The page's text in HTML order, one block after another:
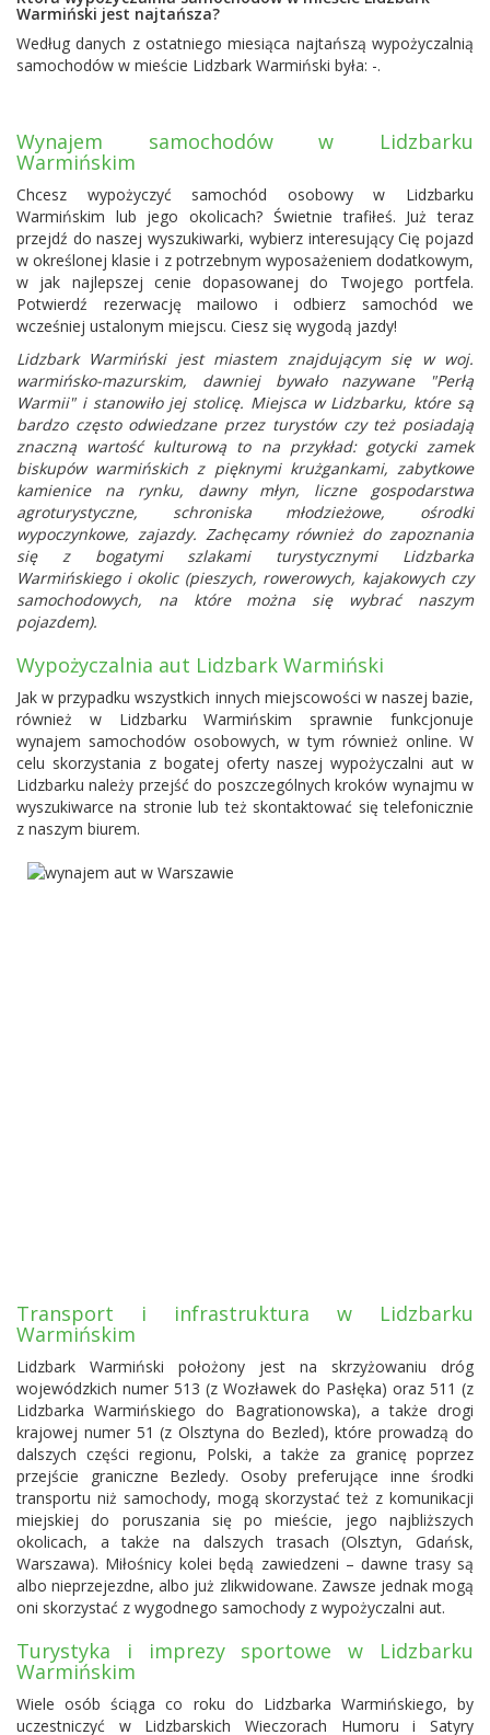
Warmiński jest najtańsza?
Według danych z ostatniego miesiąca najtańszą wypożyczalnią
samochodów w mieście Lidzbark Warmiński była: -.
Wynajem samochodów w Lidzbarku
Warmińskim
Chcesz wypożyczyć samochód osobowy w Lidzbarku
Warmińskim lub jego okolicach? Świetnie trafiłeś. Już teraz
przejdź do naszej wyszukiwarki, wybierz interesujący Cię pojazd
w określonej klasie i z potrzebnym wyposażeniem dodatkowym,
w jak najlepszej cenie dopasowanej do Twojego portfela.
Potwierdź rezerwację mailowo i odbierz samochód we
wcześniej ustalonym miejscu. Ciesz się wygodą jazdy!
Lidzbark Warmiński jest miastem znajdującym się w woj.
warmińsko-mazurskim, dawniej bywało nazywane "Perłą
Warmii" i stanowiło jej stolicę. Miejsca w Lidzbarku, które są
bardzo często odwiedzane przez turystów czy też posiadają
znaczną wartość kulturową to na przykład: gotycki zamek
biskupów warmińskich z pięknymi krużgankami, zabytkowe
kamienice na rynku, dawny młyn, liczne gospodarstwa
agroturystyczne, schroniska młodzieżowe, ośrodki
wypoczynkowe, zajazdy. Zachęcamy również do zapoznania
się z bogatymi szlakami turystycznymi Lidzbarka
Warmińskiego i okolic (pieszych, rowerowych, kajakowych czy
samochodowych, na które można się wybrać naszym
pojazdem).
Wypożyczalnia aut Lidzbark Warmiński
Jak w przypadku wszystkich innych miejscowości w naszej bazie,
również w Lidzbarku Warmińskim sprawnie funkcjonuje
wynajem samochodów osobowych, w tym również online. W
celu skorzystania z bogatej oferty naszej wypożyczalni aut w
Lidzbarku należy przejść do poszczególnych kroków wynajmu w
wyszukiwarce na stronie lub też skontaktować się telefonicznie
z naszym biurem.
Transport i infrastruktura w Lidzbarku
Warmińskim
Lidzbark Warmiński położony jest na skrzyżowaniu dróg
wojewódzkich numer 513 (z Wozławek do Pasłęka) oraz 511 (z
Lidzbarka Warmińskiego do Bagrationowska), a także drogi
krajowej numer 51 (z Olsztyna do Bezled), które prowadzą do
dalszych części regionu, Polski, a także za granicę poprzez
przejście graniczne Bezledy. Osoby preferujące inne środki
transportu niż samochody, mogą skorzystać też z komunikacji
miejskiej do poruszania się po mieście, jego najbliższych
okolicach, a także na dalszych trasach (Olsztyn, Gdańsk,
Warszawa). Miłośnicy kolei będą zawiedzeni – dawne trasy są
albo nieprzejezdne, albo już zlikwidowane. Zawsze jednak mogą
oni skorzystać z wygodnego samochody z wypożyczalni aut.
Turystyka i imprezy sportowe w Lidzbarku
Warmińskim
Wiele osób ściąga co roku do Lidzbarka Warmińskiego, by
uczestniczyć w Lidzbarskich Wieczorach Humoru i Satyry